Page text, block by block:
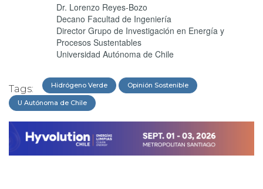
Dr. Lorenzo Reyes-Bozo
Decano Facultad de Ingeniería
Director Grupo de Investigación en Energía y
Procesos Sustentables
Universidad Autónoma de Chile
Tags: Hidrógeno Verde Opinión Sostenible
U Autónoma de Chile